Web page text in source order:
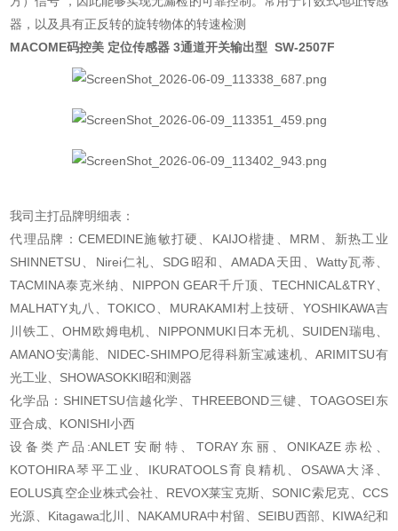
器，以及具有正反转的旋转物体的转速检测
MACOME码控美 定位传感器 3通道开关输出型 SW-2507F
我司主打品牌明细表：
代理品牌：CEMEDINE施敏打硬、KAIJO楷捷、MRM、新热工业
SHINNETSU、Nirei仁礼、SDG昭和、AMADA天田、Watty瓦蒂、
TACMINA泰克米纳、NIPPON GEAR千斤顶、TECHNICAL&TRY、
MALHATY丸八、TOKICO、MURAKAMI村上技研、YOSHIKAWA吉
川铁工、OHM欧姆电机、NIPPONMUKI日本无机、SUIDEN瑞电、
AMANO安满能、NIDEC-SHIMPO尼得科新宝减速机、ARIMITSU有
光工业、SHOWASOKKI昭和测器
化学品：SHINETSU信越化学、THREEBOND三键、TOAGOSEI东
亚合成、KONISHI小西
设备类产品:ANLET安耐特、TORAY东丽、ONIKAZE赤松、
KOTOHIRA琴平工业、IKURATOOLS育良精机、OSAWA大泽、
EOLUS真空企业株式会社、REVOX莱宝克斯、SONIC索尼克、CCS
光源、Kitagawa北川、NAKAMURA中村留、SEIBU西部、KIWA纪和